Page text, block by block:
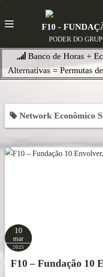
o
c
F10 -
PODER DO
Banco de Horas +
Alternativas = Permutas
Network Econômico
10
mar
2025
F10 – Fundação 10